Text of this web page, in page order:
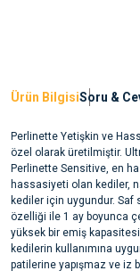
Ürün BilgisiSoru &
Perlinette Yetişkin ve
özel olarak üretilmiştir.
Perlinette Sensitive, en
hassasiyeti olan kediler,
kediler için uygundur.
özelliği ile 1 ay boyunca
yüksek bir emiş
kedilerin kullanımına
patilerine yapışmaz ve iz